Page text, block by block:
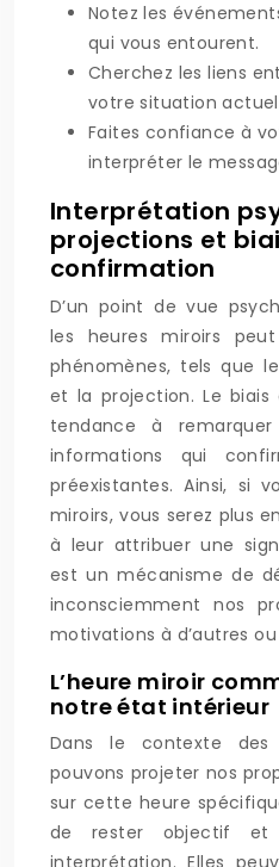
Notez les
qui vous entourent.
Cherchez les liens
votre situation
Faites confiance à
interpréter le
Interprétation
projections et
confirmation
D’un point de vue
les heures miroirs
phénomènes, tels que
et la projection. Le
tendance à
informations qui
préexistantes. Ainsi, si
miroirs, vous serez plus
à leur attribuer une
est un mécanisme de
inconsciemment nos
motivations à d’autres
L’heure miroir
notre état intérieur
Dans le contexte des
pouvons projeter nos
sur cette heure
de rester objectif et
interprétation. Elles